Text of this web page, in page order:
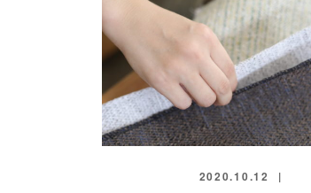
2020.10.12